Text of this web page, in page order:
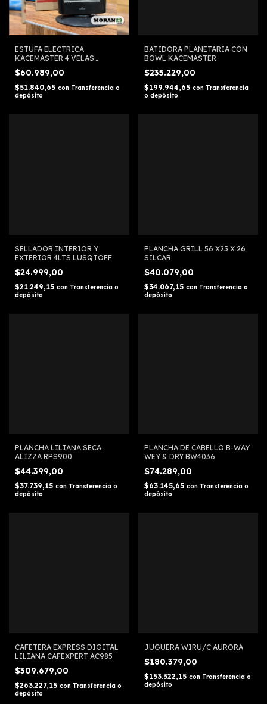
ESTUFA ELECTRICA
KACEMASTER 4 VELAS
CUARZO
$60.989,00
$51.840,65 con Transferencia o
depósito
BATIDORA PLANETARIA CON
BOWL KACEMASTER
$235.229,00
$199.944,65 con Transferencia
o depósito
SELLADOR INTERIOR Y
EXTERIOR 4LTS LUSQTOFF
$24.999,00
$21.249,15 con Transferencia o
depósito
PLANCHA GRILL 56 X25 X 26
SILCAR
$40.079,00
$34.067,15 con Transferencia o
depósito
PLANCHA LILIANA SECA
ALIZZA RPS900
$44.399,00
$37.739,15 con Transferencia o
depósito
PLANCHA DE CABELLO B-WAY
WEY & DRY BW4036
$74.289,00
$63.145,65 con Transferencia o
depósito
CAFETERA EXPRESS DIGITAL
LILIANA CAFEXPERT AC985
$309.679,00
$263.227,15 con Transferencia o
depósito
JUGUERA WIRU/C AURORA
$180.379,00
$153.322,15 con Transferencia o
depósito